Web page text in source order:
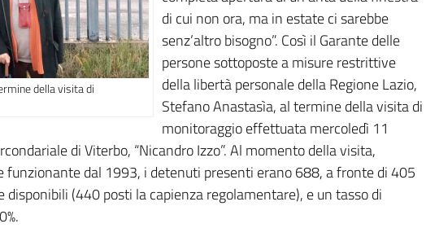
della visita di
di cui non ora, ma in estate ci sarebbe
senz’altro bisogno”. Così il Garante delle
persone sottoposte a misure restrittive
della libertà personale della Regione Lazio,
Stefano Anastasìa, al termine della visita di
monitoraggio effettuata mercoledì 11
di Viterbo, “Nicandro Izzo”. Al momento della visita,
funzionante dal 1993, i detenuti presenti erano 688, a fronte di 405
(440 posti la capienza regolamentare), e un tasso di